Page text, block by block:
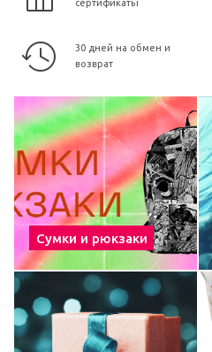
сертификаты
30 дней на обмен и
возврат
Сумки и рюкзаки